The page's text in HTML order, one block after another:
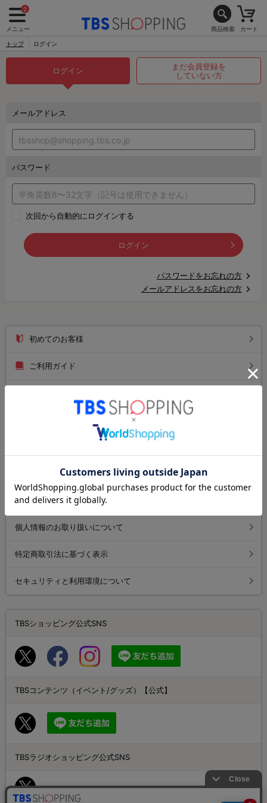
2
メニュー 商品検索 カート
トップ ログイン
ログイン
まだ会員登録を
していない方
メールアドレス
パスワード
次回から自動的にログインする
ログイン
パスワードをお忘れの方
メールアドレスをお忘れの方
初めてのお客様
ご利用ガイド
よくあるご質問
お問い合わせ
個人情報のお取り扱いについて
特定商取引法に基づく表示
セキュリティと利用環境について
TBSショッピング公式SNS
TBSコンテンツ（イベント/グッズ）【公式】
TBSラジオショッピング公式SNS